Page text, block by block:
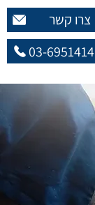
צרו קשר
03-6951414